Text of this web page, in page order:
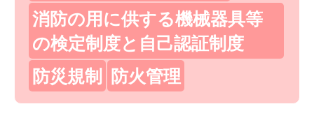
消防の用に供する機械器具等
の検定制度と自己認証制度
防災規制 防火管理